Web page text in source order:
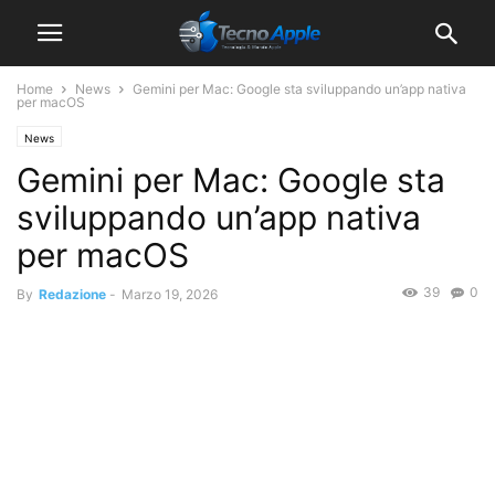
Home News
Gemini per Mac: Google sta sviluppando un’app nativa
per macOS
News
Gemini per Mac: Google sta
sviluppando un’app nativa
per macOS
By Redazione - Marzo 19, 2026 0
39